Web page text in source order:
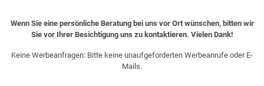
Wenn Sie eine persönliche Beratung bei uns vor Ort wünschen, bitten wir
Sie vor Ihrer Besichtigung uns zu kontaktieren. Vielen Dank!
Keine Werbeanfragen: Bitte keine unaufgeforderten Werbeanrufe oder E-
Mails.